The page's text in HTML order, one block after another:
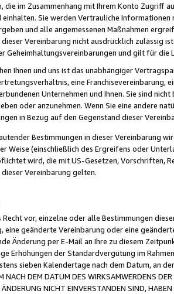
die im Zusammenhang mit Ihrem Konto
einhalten. Sie werden Vertrauliche
und alle angemessenen Maßnahmen
Vereinbarung nicht ausdrücklich zulässig
Geheimhaltungsvereinbarungen und gilt für die
Ihnen und uns ist das unabhängiger
eine Franchisevereinbarung,
Unternehmen und Ihnen. Sie sind
oder anzunehmen. Wenn Sie eine andere
in Bezug auf den Gegenstand dieser
Bestimmungen in dieser Vereinbarung
Weise (einschließlich des Ergreifens oder
wird, die mit US-Gesetzen, Vorschriften,
Vereinbarung gelten.
vor, einzelne oder alle Bestimmungen
eine geänderte Vereinbarung oder eine
Änderung per E-Mail an Ihre zu diesem
Erhöhungen der Standardvergütung im
sieben Kalendertage nach dem Datum, an
NACH DEM DATUM DES WIRKSAMWERDENS
NICHT EINVERSTANDEN SIND,